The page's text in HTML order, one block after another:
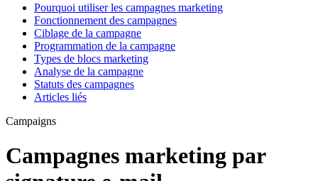
Pourquoi utiliser les campagnes marketing
Fonctionnement des campagnes
Ciblage de la campagne
Programmation de la campagne
Types de blocs marketing
Analyse de la campagne
Statuts des campagnes
Articles liés
Campaigns
Campagnes marketing par